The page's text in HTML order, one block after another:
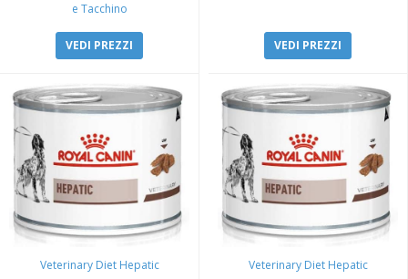
e Tacchino
VEDI PREZZI VEDI PREZZI
Veterinary Diet Hepatic Veterinary Diet Hepatic